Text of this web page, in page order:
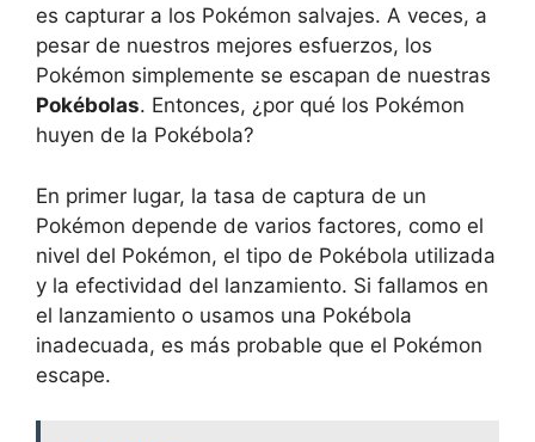
es capturar a los Pokémon salvajes. A veces, a
pesar de nuestros mejores esfuerzos, los
Pokémon simplemente se escapan de nuestras
Pokébolas. Entonces, ¿por qué los Pokémon
huyen de la Pokébola?
En primer lugar, la tasa de captura de un
Pokémon depende de varios factores, como el
nivel del Pokémon, el tipo de Pokébola utilizada
y la efectividad del lanzamiento. Si fallamos en
el lanzamiento o usamos una Pokébola
inadecuada, es más probable que el Pokémon
escape.